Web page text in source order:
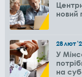
новий
28лют
У
на